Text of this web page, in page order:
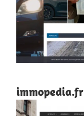
immopedia.fr